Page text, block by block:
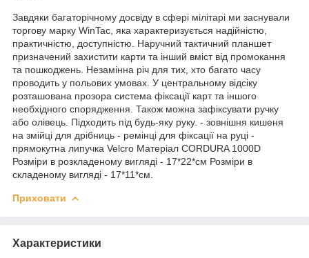
Завдяки багаторічному досвіду в сфері мілітарі ми заснували
торгову марку WinTac, яка характеризується надійністю,
практичністю, доступністю. Наручний тактичний планшет
призначений захистити карти та інший вміст від промокання
та пошкоджень. Незамінна річ для тих, хто багато часу
проводить у польових умовах. У центральному відсіку
розташована прозора система фіксації карт та іншого
необхідного спорядження. Також можна зафіксувати ручку
або олівець. Підходить під будь-яку руку. - зовнішня кишеня
на змійці для дрібниць - ремінці для фіксації на руці -
прямокутна липучка Velcro Матеріал CORDURA 1000D
Розміри в розкладеному вигляді - 17*22*см Розміри в
складеному вигляді - 17*11*см.
Приховати
Характеристики